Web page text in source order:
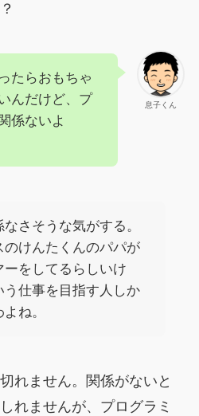
息子くん
たらおもちゃ
んだけど、プ
係ないよ
さそうな気がする。
のけんたくんのパパが
ーをしてるらしいけ
う仕事を目指す人しか
ね。
れません。関係がないと
れませんが、プログラミ